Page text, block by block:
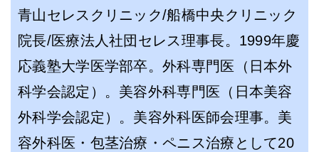
青山セレスクリニック/船橋中央クリニック
院長/医療法人社団セレス理事長。1999年慶
応義塾大学医学部卒。外科専門医（日本外
科学会認定）。美容外科専門医（日本美容
外科学会認定）。美容外科医師会理事。美
容外科医・包茎治療・ペニス治療として20